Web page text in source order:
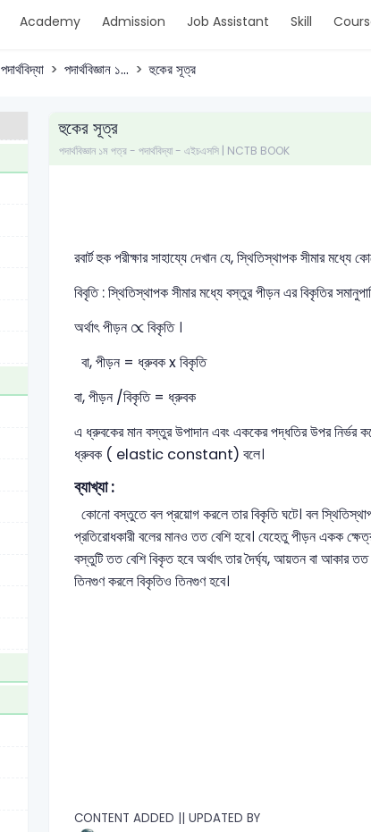
Academy Admission Job Assistant Skill
পদার্থবিদ্যা পদার্থবিজ্ঞান ১... হুকের সূত্র
হুকের সূত্র
পদার্থবিজ্ঞান ১ম পত্র - পদার্থবিদ্যা - এইচএসসি | NCTB BOOK
রবার্ট হুক পরীক্ষার সাহায্যে দেখান যে, স্থিতিস্থাপক সীমার
বিবৃতি : স্থিতিস্থাপক সীমার মধ্যে বস্তুর পীড়ন এর বিকৃতির
অর্থাৎ পীড়ন∝
∝ বিকৃতি ।
বা, পীড়ন = ধ্রুবক x বিকৃতি
বা, পীড়ন /বিকৃতি = ধ্রুবক
এ ধ্রুবকের মান বস্তুর উপাদান এবং এককের পদ্ধতির উপর
ধ্রুবক ( elastic constant) বলে।
ব্যাখ্যা :
কোনো বস্তুতে বল প্রয়োগ করলে তার বিকৃতি ঘটে। বল
প্রতিরোধকারী বলের মানও তত বেশি হবে। যেহেতু পীড়ন একক
বস্তুটি তত বেশি বিকৃত হবে অর্থাৎ তার দৈর্ঘ্য, আয়তন বা আকার
তিনগুণ করলে বিকৃতিও তিনগুণ হবে।
CONTENT ADDED || UPDATED BY